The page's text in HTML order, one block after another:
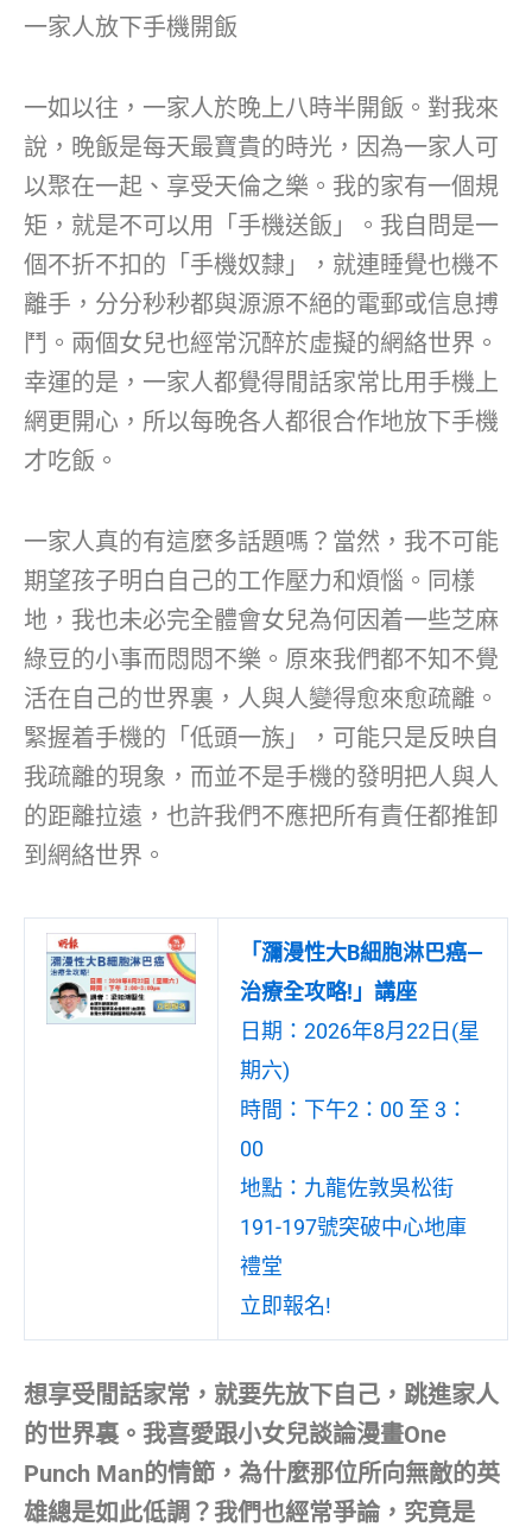
一家人放下手機開飯
一如以往，一家人於晚上八時半開飯。對我來
說，晚飯是每天最寶貴的時光，因為一家人可
以聚在一起、享受天倫之樂。我的家有一個規
矩，就是不可以用「手機送飯」。我自問是一
個不折不扣的「手機奴隸」，就連睡覺也機不
離手，分分秒秒都與源源不絕的電郵或信息搏
鬥。兩個女兒也經常沉醉於虛擬的網絡世界。
幸運的是，一家人都覺得閒話家常比用手機上
網更開心，所以每晚各人都很合作地放下手機
才吃飯。
一家人真的有這麼多話題嗎？當然，我不可能
期望孩子明白自己的工作壓力和煩惱。同樣
地，我也未必完全體會女兒為何因着一些芝麻
綠豆的小事而悶悶不樂。原來我們都不知不覺
活在自己的世界裏，人與人變得愈來愈疏離。
緊握着手機的「低頭一族」，可能只是反映自
我疏離的現象，而並不是手機的發明把人與人
的距離拉遠，也許我們不應把所有責任都推卸
到網絡世界。
「瀰漫性大B細胞淋巴癌—
治療全攻略!」講座
日期：2026年8月22日(星
期六)
時間：下午2：00 至 3：
00
地點：九龍佐敦吳松街
191-197號突破中心地庫
禮堂
立即報名!
想享受閒話家常，就要先放下自己，跳進家人
的世界裏。我喜愛跟小女兒談論漫畫One
Punch Man的情節，為什麼那位所向無敵的英
雄總是如此低調？我們也經常爭論，究竟是